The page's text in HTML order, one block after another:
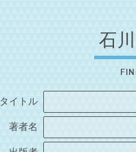
石
タイトル
著者名